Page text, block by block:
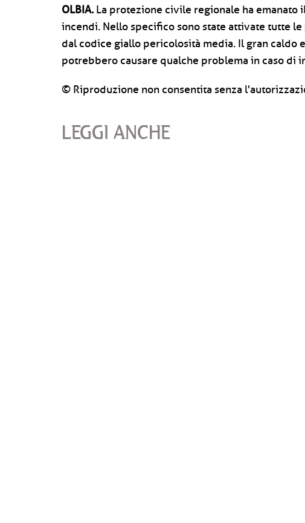
OLBIA. La protezione civile regionale ha
incendi. Nello specifico sono state attivate tutte
dal codice giallo pericolosità media. Il gran caldo
potrebbero causare qualche problema in caso di
© Riproduzione non consentita senza
LEGGI ANCHE